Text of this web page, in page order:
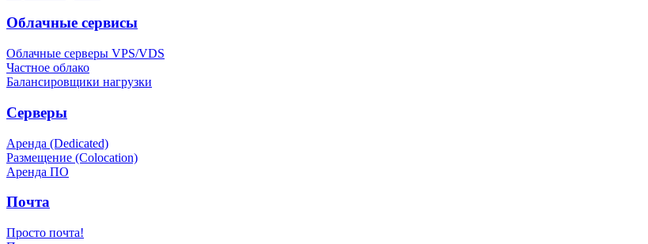
Облачные сервисы
Облачные серверы VPS/VDS
Частное облако
Балансировщики нагрузки
Серверы
Аренда (Dedicated)
Размещение (Colocation)
Аренда ПО
Почта
Просто почта!